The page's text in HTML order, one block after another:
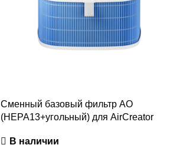
Сменный базовый фильтр AO
(HEPA13+угольный) для AirCreator
В наличии